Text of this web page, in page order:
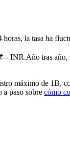
horas, la tasa ha
INR.Año tras
máximo de
a paso sobre cómo